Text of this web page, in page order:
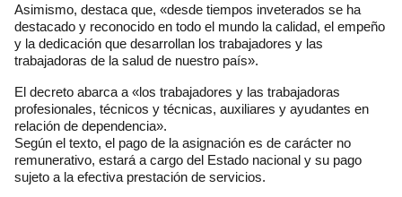
Asimismo, destaca que, «desde tiempos inveterados se ha
destacado y reconocido en todo el mundo la calidad, el empeño
y la dedicación que desarrollan los trabajadores y las
trabajadoras de la salud de nuestro país».
El decreto abarca a «los trabajadores y las trabajadoras
profesionales, técnicos y técnicas, auxiliares y ayudantes en
relación de dependencia».
Según el texto, el pago de la asignación es de carácter no
remunerativo, estará a cargo del Estado nacional y su pago
sujeto a la efectiva prestación de servicios.